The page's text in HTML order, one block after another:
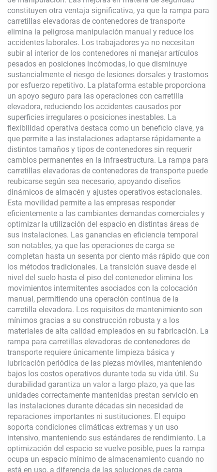
constituyen otra ventaja significativa, ya que la rampa para
carretillas elevadoras de contenedores de transporte
elimina la peligrosa manipulación manual y reduce los
accidentes laborales. Los trabajadores ya no necesitan
subir al interior de los contenedores ni manejar artículos
pesados en posiciones incómodas, lo que disminuye
sustancialmente el riesgo de lesiones dorsales y trastornos
por esfuerzo repetitivo. La plataforma estable proporciona
un apoyo seguro para las operaciones con carretilla
elevadora, reduciendo los accidentes causados por
superficies irregulares o posiciones inestables. La
flexibilidad operativa destaca como un beneficio clave, ya
que permite a las instalaciones adaptarse rápidamente a
distintos tamaños y tipos de contenedores sin requerir
cambios permanentes en la infraestructura. La rampa para
carretillas elevadoras de contenedores de transporte puede
reubicarse según sea necesario, apoyando diseños
dinámicos de almacén y ajustes operativos estacionales.
Esta movilidad permite a las empresas responder
eficientemente a las cambiantes demandas comerciales y
optimizar la utilización del espacio en distintas áreas de
sus instalaciones. Las ganancias en eficiencia temporal
son notables, ya que las operaciones de carga se
completan hasta un sesenta por ciento más rápido que con
los métodos tradicionales. La transición suave desde el
nivel del suelo hasta el piso del contenedor elimina los
movimientos intermitentes asociados con la colocación
manual, permitiendo una operación continua de la
carretilla elevadora. Los requisitos de mantenimiento son
mínimos gracias a su construcción robusta y a los
materiales de alta calidad empleados en su fabricación. La
rampa para carretillas elevadoras de contenedores de
transporte requiere únicamente limpieza básica y
lubricación periódica de las piezas móviles, manteniendo
bajos los costos operativos durante toda su vida útil. Su
durabilidad garantiza un valor a largo plazo, ya que las
unidades correctamente mantenidas prestan servicio en
las instalaciones durante décadas sin necesidad de
reparaciones importantes ni sustituciones. El equipo
soporta condiciones climáticas extremas y un uso
intensivo, manteniendo sus estándares de rendimiento. La
optimización del espacio se vuelve posible, pues la rampa
ocupa un espacio mínimo de almacenamiento cuando no
está en uso, a diferencia de las soluciones de carga